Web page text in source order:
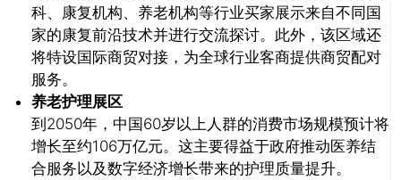
科、康复机构、养老机构等行业买家展示来自不同国
家的康复前沿技术并进行交流探讨。此外，该区域还
将特设国际商贸对接，为全球行业客商提供商贸配对
服务。
养老护理展区
到2050年，中国60岁以上人群的消费市场规模预计将
增长至约106万亿元。这主要得益于政府推动医养结
合服务以及数字经济增长带来的护理质量提升。